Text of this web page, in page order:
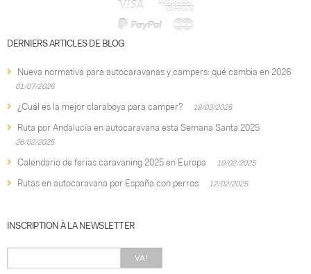
DERNIERS ARTICLES DE BLOG
Nueva normativa para autocaravanas y campers: qué cambia en 2026
01/07/2026
¿Cuál es la mejor claraboya para camper? 18/03/2025
Ruta por Andalucía en autocaravana esta Semana Santa 2025
26/02/2025
Calendario de ferias caravaning 2025 en Europa 19/02/2025
Rutas en autocaravana por España con perros 12/02/2025
INSCRIPTION À LA NEWSLETTER
VA!